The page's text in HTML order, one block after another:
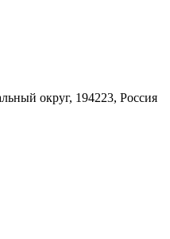
округ, 194223, Россия